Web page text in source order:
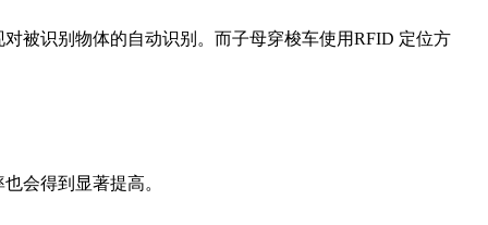
被识别物体的自动识别。而子母穿梭车使用RFID 定位方
会得到显著提高。